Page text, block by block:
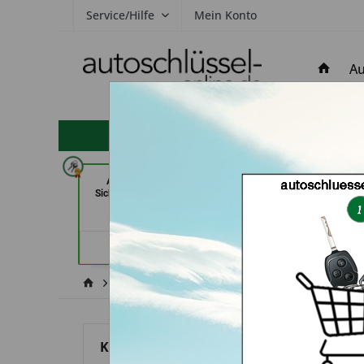
Service/Hilfe Mein Konto
hohe Kundenzufriedenheit
AKYÜZ Schlüsseldienst &
Sicherheitstechnik (in Maintal)
Schuh und
Schutte im
Hyundai Azera
Kategorien